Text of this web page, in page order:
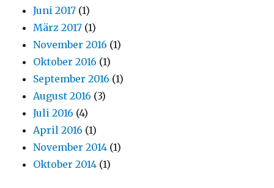
Juni 2017 (1)
März 2017 (1)
November 2016 (1)
Oktober 2016 (1)
September 2016 (1)
August 2016 (3)
Juli 2016 (4)
April 2016 (1)
November 2014 (1)
Oktober 2014 (1)